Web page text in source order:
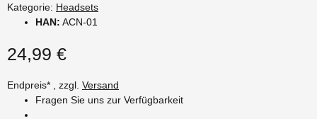
Kategorie: Headsets
HAN: ACN-01
24,99 €
Endpreis* , zzgl. Versand
Fragen Sie uns zur Verfügbarkeit